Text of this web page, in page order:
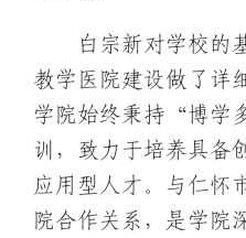
白宗新对学校的
教学医院建设做了详
学院始终秉持“博学
训，致力于培养具备
应用型人才。与仁怀
院合作关系，是学院